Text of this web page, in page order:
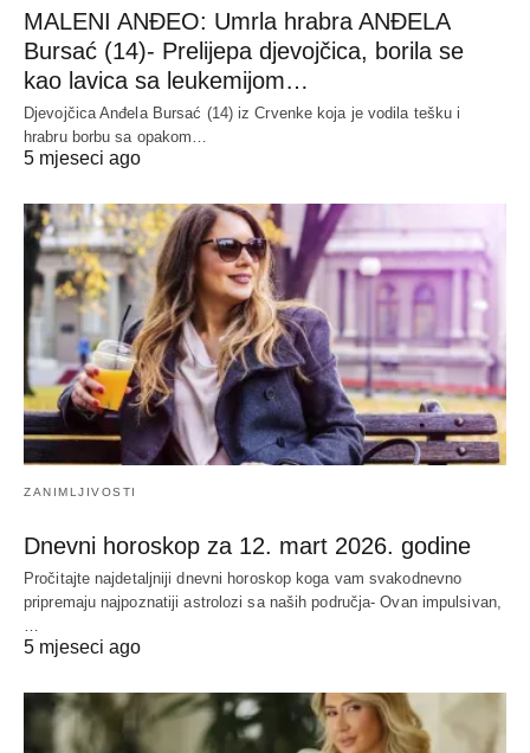
MALENI ANĐEO: Umrla hrabra ANĐELA
Bursać (14)- Prelijepa djevojčica, borila se
kao lavica sa leukemijom…
Djevojčica Anđela Bursać (14) iz Crvenke koja je vodila tešku i
hrabru borbu sa opakom…
5 mjeseci ago
ZANIMLJIVOSTI
Dnevni horoskop za 12. mart 2026. godine
Pročitajte najdetaljniji dnevni horoskop koga vam svakodnevno
pripremaju najpoznatiji astrolozi sa naših područja- Ovan impulsivan,
…
5 mjeseci ago